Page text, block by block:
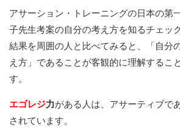
アサーション・トレーニングの日本の第
子先生考案の自分の考え方を知るチェッ
結果を周囲の人と比べてみると、「自分
え方」であることが客観的に理解するこ
す。
エゴレジ力がある人は、アサーティブで
されています。